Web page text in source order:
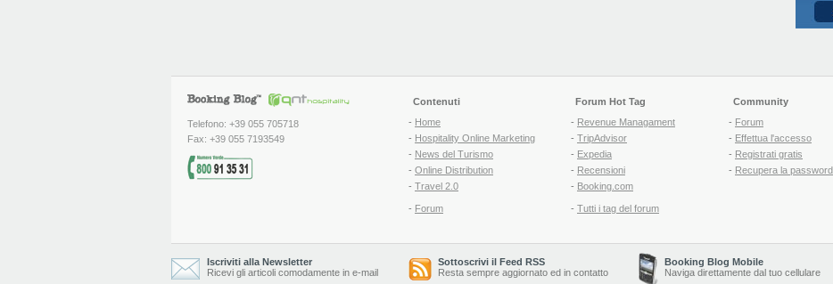
Telefono: +39 055 705718
Fax: +39 055 7193549
Contenuti
- Home
- Hospitality Online Marketing
- News del Turismo
- Online Distribution
- Travel 2.0
- Forum
Forum Hot Tag
- Revenue Managament
- TripAdvisor
- Expedia
- Recensioni
- Booking.com
- Tutti i tag del forum
Community
- Forum
- Effettua l'accesso
- Registrati gratis
- Recupera la password
Iscriviti alla Newsletter
Ricevi gli articoli comodamente in e-mail
Sottoscrivi il Feed RSS
Resta sempre aggiornato ed in contatto
Booking Blog Mobile
Naviga direttamente dal tuo cellulare